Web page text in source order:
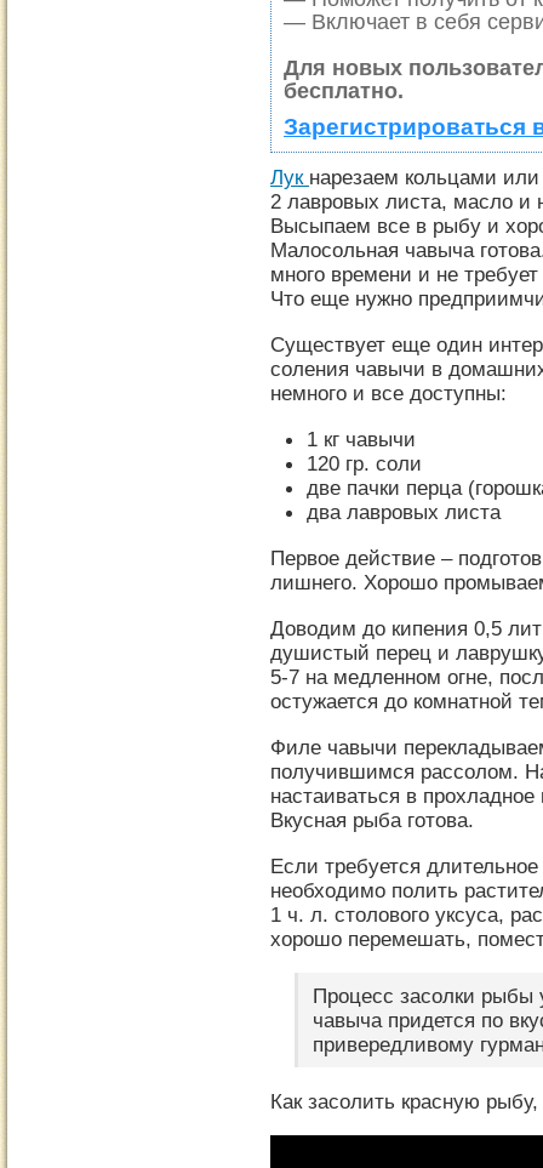
— Включает в себя
Для новых
бесплатно.
Зарегистрироваться
Лук нарезаем кольцами
2 лавровых листа, масло и
Высыпаем все в рыбу и
Малосольная чавыча
много времени и не
Что еще нужно
Существует еще один
соления чавычи в
немного и все доступны:
1 кг чавычи
120 гр. соли
две пачки перца
два лавровых листа
Первое действие –
лишнего. Хорошо
Доводим до кипения 0,5
душистый перец и
5-7 на медленном огне,
остужается до комнатной
Филе чавычи
получившимся рассолом.
настаиваться в
Вкусная рыба готова.
Если требуется
необходимо полить
1 ч. л. столового уксуса,
хорошо перемешать,
Процесс засолки рыбы
чавыча придется по
привередливому
Как засолить красную